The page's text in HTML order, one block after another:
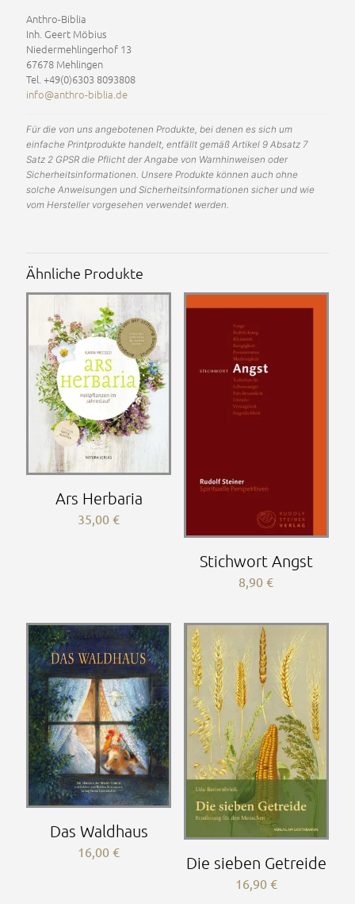
Anthro-Biblia
Inh. Geert Möbius
Niedermehlingerhof 13
67678 Mehlingen
Tel. +49(0)6303 8093808
info@anthro-biblia.de
Für die von uns angebotenen Produkte, bei denen es sich um
einfache Printprodukte handelt, entfällt gemäß Artikel 9 Absatz 7
Satz 2 GPSR die Pflicht der Angabe von Warnhinweisen oder
Sicherheitsinformationen. Unsere Produkte können auch ohne
solche Anweisungen und Sicherheitsinformationen sicher und wie
vom Hersteller vorgesehen verwendet werden.
Ähnliche Produkte
Ars Herbaria
35,00€
Stichwort Angst
8,90€
Das Waldhaus
16,00€
Die sieben Getreide
16,90 €